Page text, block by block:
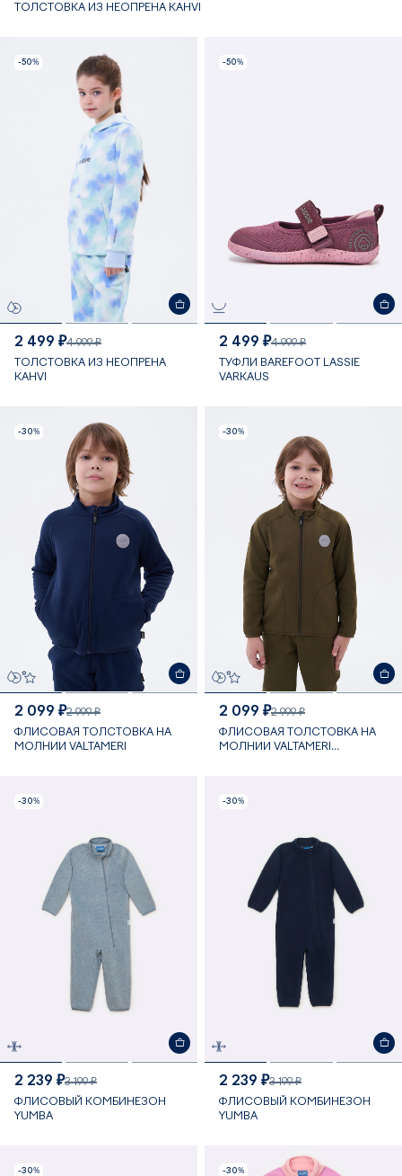
ТОЛСТОВКА ИЗ НЕОПРЕНА KAHVI
-50%
2 499 ₽4 999 ₽
ТОЛСТОВКА ИЗ НЕОПРЕНА
KAHVI
-50%
2 499 ₽4 999 ₽
ТУФЛИ BAREFOOT LASSIE
VARKAUS
-30%
2 099 ₽2 999 ₽
ФЛИСОВАЯ ТОЛСТОВКА НА
МОЛНИИ VALTAMERI
-30%
2 099 ₽2 999 ₽
ФЛИСОВАЯ ТОЛСТОВКА НА
МОЛНИИ VALTAMERI
-30%
2 239 ₽3 199 ₽
ФЛИСОВЫЙ КОМБИНЕЗОН
YUMBA
-30%
2 239 ₽3 199 ₽
ФЛИСОВЫЙ КОМБИНЕЗОН
YUMBA
-30% -30%